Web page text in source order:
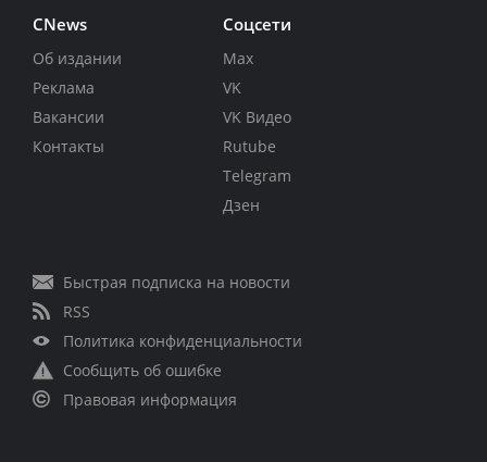
CNews
Об издании
Реклама
Вакансии
Контакты
Соцсети
Max
VK
VK Видео
Rutube
Telegram
Дзен
Быстрая подписка на новости
RSS
Политика конфиденциальности
Сообщить об ошибке
Правовая информация